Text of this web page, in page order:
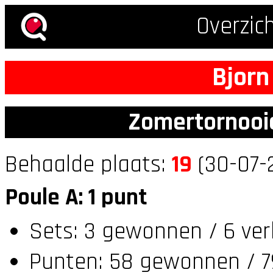
Behaalde plaats: 19 (30-
Poule A: 1 punt
Sets: 3 gewonnen / 6
Punten: 58 gewonnen /